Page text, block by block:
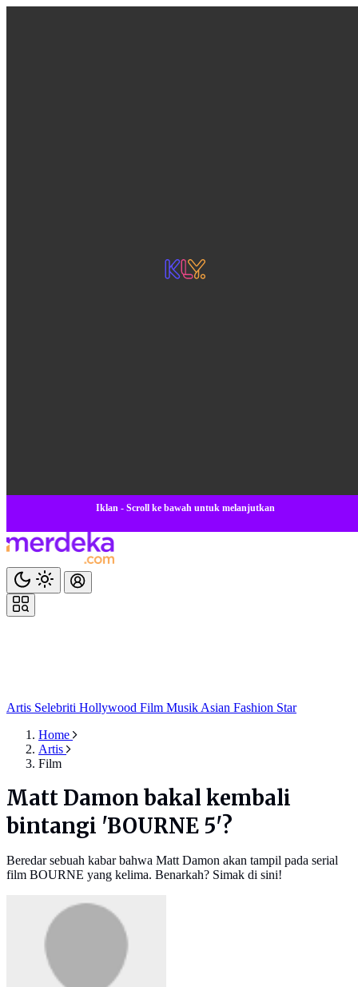
Iklan - Scroll ke bawah untuk melanjutkan
Artis Selebriti Hollywood Film Musik Asian Fashion Star
Home
Artis
Film
Matt Damon bakal kembali
bintangi 'BOURNE 5'?
Beredar sebuah kabar bahwa Matt Damon akan tampil pada serial
film BOURNE yang kelima. Benarkah? Simak di sini!